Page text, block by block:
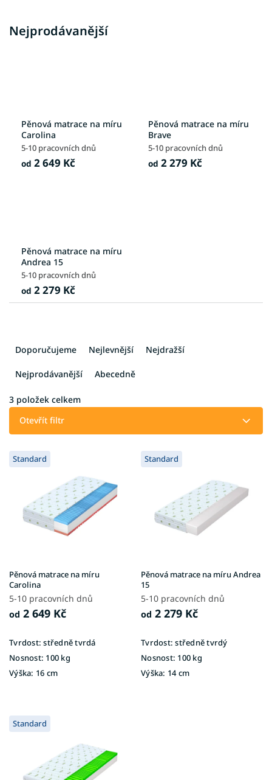
Nejprodávanější
Pěnová matrace na míru
Carolina
5-10 pracovních dnů
od 2 649 Kč
Pěnová matrace na míru
Brave
5-10 pracovních dnů
od 2 279 Kč
Pěnová matrace na míru
Andrea 15
5-10 pracovních dnů
od 2 279 Kč
í
p
d
u
Doporučujeme Nejlevnější Nejdražší
Nejprodávanější Abecedně
3 položek celkem
Otevřít filtr
V
ý
u
k
t
ů
Standard
Pěnová matrace na míru
Carolina
5-10 pracovních dnů
od 2 649 Kč
Tvrdost: středně tvrdá
Nosnost: 100 kg
Výška: 16 cm
Standard
Pěnová matrace na míru Andrea
15
5-10 pracovních dnů
od 2 279 Kč
Tvrdost: středně tvrdý
Nosnost: 100 kg
Výška: 14 cm
Standard